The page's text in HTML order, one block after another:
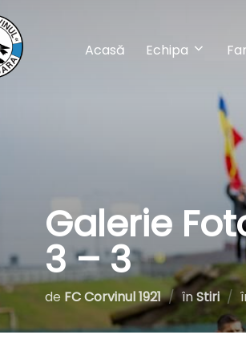
Acasă Echipa
Galerie
3 – 3
de FC Corvinul 1921 înStiri